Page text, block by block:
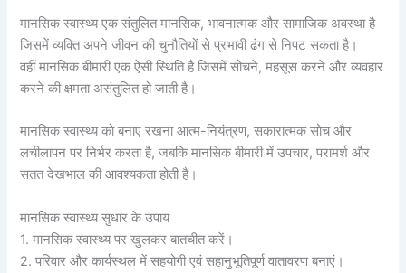
मानसिक स्वास्थ्य एक संतुलित मानसिक, भावनात्मक और सामाजिक अवस्था है
जिसमें व्यक्ति अपने जीवन की चुनौतियों से प्रभावी ढंग से निपट सकता है।
वहीं मानसिक बीमारी एक ऐसी स्थिति है जिसमें सोचने, महसूस करने और व्यवहार
करने की क्षमता असंतुलित हो जाती है।
मानसिक स्वास्थ्य को बनाए रखना आत्म-नियंत्रण, सकारात्मक सोच और
लचीलापन पर निर्भर करता है, जबकि मानसिक बीमारी में उपचार, परामर्श और
सतत देखभाल की आवश्यकता होती है।
मानसिक स्वास्थ्य सुधार के उपाय
1. मानसिक स्वास्थ्य पर खुलकर बातचीत करें।
2. परिवार और कार्यस्थल में सहयोगी एवं सहानुभूतिपूर्ण वातावरण बनाएं।